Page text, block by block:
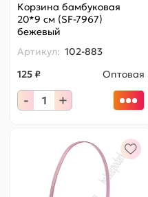
Корзина бамбуковая
20*9 см (SF-7967)
бежевый
Артикул: 102-883
125 ₽
Оптовая
- +